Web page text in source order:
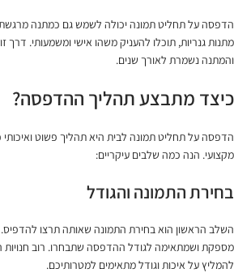
הדפסה על תחליט תמונה יכולה לשמש גם כמתנה מרגשת
מתנות גנריות, תוכלו להעניק משהו אישי ומשמעותי.
והמתנה נשמרת לאורך שנים.
כיצד מתבצע תהליך ההדפסה?
הדפסה על תחליט תמונה לבית היא תהליך פשוט
מקצועי. הנה כמה שלבים עיקריים:
בחירת התמונה והגודל
השלב הראשון הוא בחירת התמונה שאותה תרצו
מספקת ושמתאימה לגודל ההדפסה שתבחרו. רוב חנויות
להמליץ על איכות וגודל מתאימים למטרותיכם.